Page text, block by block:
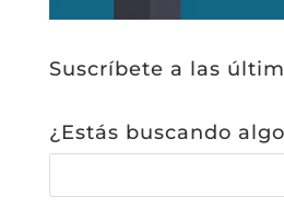
Suscríbete a las
¿Estás buscando